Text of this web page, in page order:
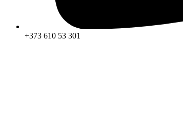
+373 610 53 301